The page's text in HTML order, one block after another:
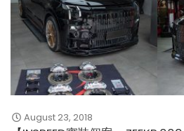
August 23, 2018